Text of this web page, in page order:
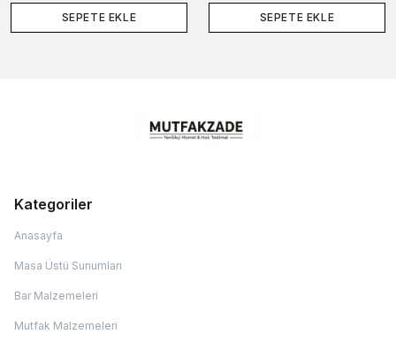
SEPETE EKLE SEPETE EKLE
Kategoriler
Anasayfa
Masa Üstü Sunumları
Bar Malzemeleri
Mutfak Malzemeleri